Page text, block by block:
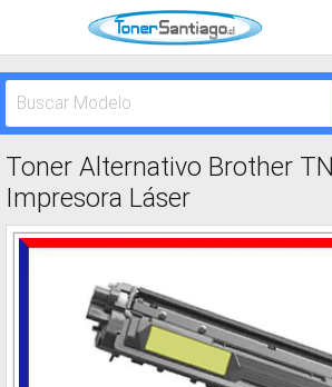
Toner Alternativo Brother
Impresora Láser